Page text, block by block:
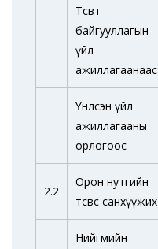
Төсөвт
байгууллагын
үйл
ажиллагаанаас
Үнлсэн үйл
ажиллагааны
орлогоос
2.2
Орон нутгийн
төсвөөс санхүүжих
Нийгмийн